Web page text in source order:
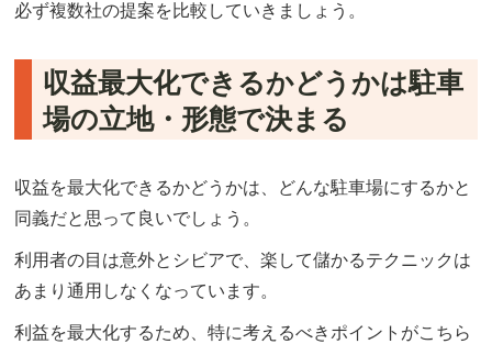
必ず複数社の提案を比較していきましょう。
収益最大化できるかどうかは駐車
場の立地・形態で決まる
収益を最大化できるかどうかは、どんな駐車場にするかと
同義だと思って良いでしょう。
利用者の目は意外とシビアで、楽して儲かるテクニックは
あまり通用しなくなっています。
利益を最大化するため、特に考えるべきポイントがこちら